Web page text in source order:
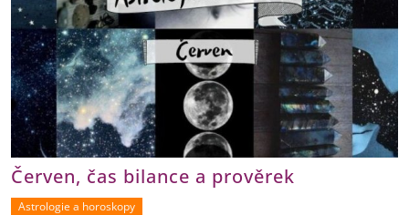
Červen, čas bilance a prověrek
Astrologie a horoskopy